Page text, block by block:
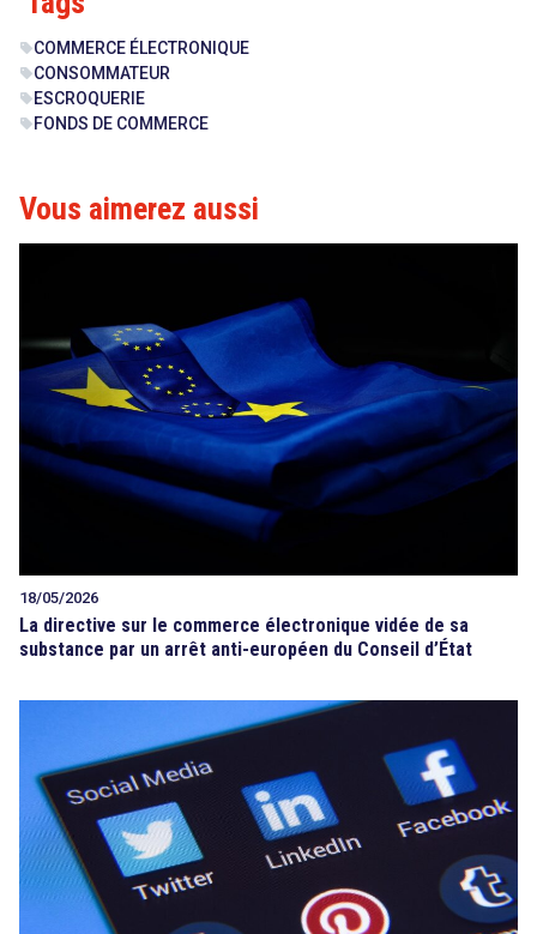
sellCOMMERCE ÉLECTRONIQUE
sellCONSOMMATEUR
sell ESCROQUERIE
sell FONDS DE COMMERCE
Vous aimerez aussi
18/05/2026
La directive sur le commerce électronique vidée de sa
substance par un arrêt anti-européen du Conseil d’État